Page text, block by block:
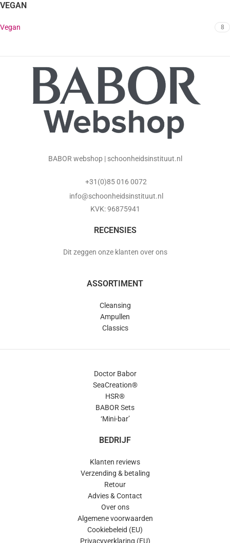
VEGAN
Vegan 8
BABOR webshop | schoonheidsinstituut.nl
+31(0)85 016 0072
info@schoonheidsinstituut.nl
KVK: 96875941
RECENSIES
Dit zeggen onze klanten over ons
ASSORTIMENT
Cleansing
Ampullen
Classics
Doctor Babor
SeaCreation®
HSR®
BABOR Sets
‘Mini-bar’
BEDRIJF
Klanten reviews
Verzending & betaling
Retour
Advies & Contact
Over ons
Algemene voorwaarden
Cookiebeleid (EU)
Privacyverklaring (EU)